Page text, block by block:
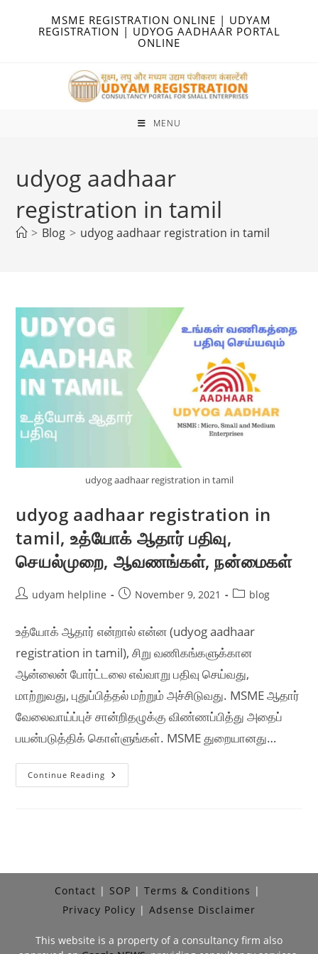
MSME REGISTRATION ONLINE | UDYAM
REGISTRATION | UDYOG AADHAAR PORTAL
ONLINE
MENU
udyog aadhaar
registration in tamil
> Blog > udyog aadhaar registration in tamil
udyog aadhaar registration in tamil
udyog aadhaar registration in
tamil, உத்யோக் ஆதார் பதிவு,
செயல்முறை, ஆவணங்கள், நன்மைகள்
Postudyam helpline
PostNovember 9, 2021
Postblog
உத்யோக் ஆதார் என்றால் என்ன (udyog aadhaar
registration in tamil), சிறு வணிகங்களுக்கான
ஆன்லைன் போர்ட்டலை எவ்வாறு பதிவு செய்வது,
மாற்றுவது, புதுப்பித்தல் மற்றும் அச்சிடுவது. MSME ஆதார்
வேலைவாய்ப்புச் சான்றிதழுக்கு விண்ணப்பித்து அதைப்
பயன்படுத்திக் கொள்ளுங்கள். MSME துறையானது…
Continue Reading Udyog
Aadhaar
நன்மைகள்
Contact
SOP
Terms & Conditions
Privacy Policy
Adsense Disclaimer
This website is a property of a consultancy firm also